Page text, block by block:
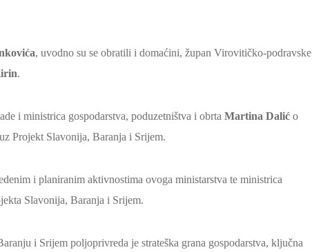
, uvodno su se obratili i domaćini, župan Virovitičko-podravske
.
i ministrica gospodarstva, poduzetništva i obrta Martina Dalić o
Projekt Slavonija, Baranja i Srijem.
i planiranim aktivnostima ovoga ministarstva te ministrica
Slavonija, Baranja i Srijem.
i Srijem poljoprivreda je strateška grana gospodarstva, ključna